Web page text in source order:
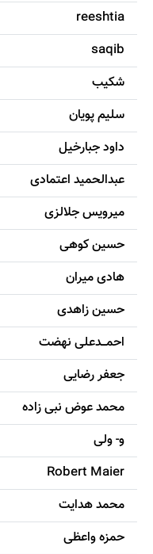
reeshtia
saqib
شکيب
سليم پویان
داود جبارخیل
عبدالحمید اعتمادی
میرویس جلالزی
حسين کوهی
هادی ميران
حسين زاهدی
احمـــدعلی نهضت
جعفر رضایی
محمد عوض نبی زاده
و- ولی
Robert Maier
محمد هدایت
حمزه واعظی